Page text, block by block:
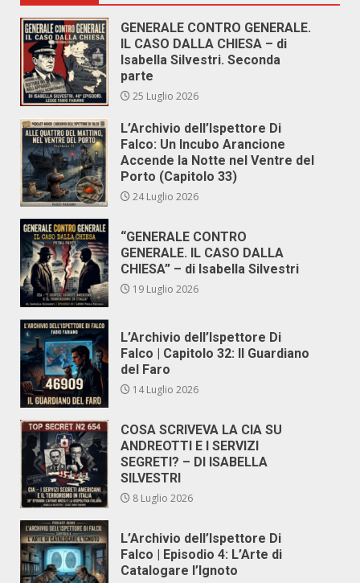
GENERALE CONTRO GENERALE.
IL CASO DALLA CHIESA – di
Isabella Silvestri. Seconda
parte
25 Luglio 2026
L’Archivio dell’Ispettore Di
Falco: Un Incubo Arancione
Accende la Notte nel Ventre del
Porto (Capitolo 33)
24 Luglio 2026
“GENERALE CONTRO
GENERALE. IL CASO DALLA
CHIESA” – di Isabella Silvestri
19 Luglio 2026
L’Archivio dell’Ispettore Di
Falco | Capitolo 32: Il Guardiano
del Faro
14 Luglio 2026
COSA SCRIVEVA LA CIA SU
ANDREOTTI E I SERVIZI
SEGRETI? – DI ISABELLA
SILVESTRI
8 Luglio 2026
L’Archivio dell’Ispettore Di
Falco | Episodio 4: L’Arte di
Catalogare l’Ignoto